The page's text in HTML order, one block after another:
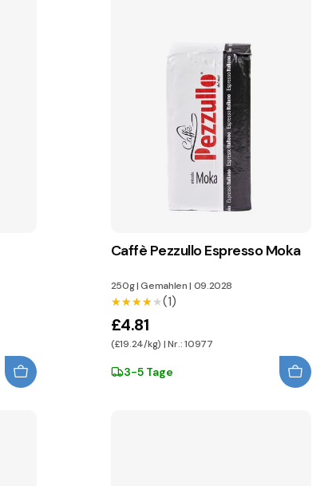
Caffè Pezzullo Espresso Moka
250g|Gemahlen| 09.2028
★★★★★
★★★★★(1)
£4.81
(£19.24/kg) | Nr.: 10977
3-5 Tage